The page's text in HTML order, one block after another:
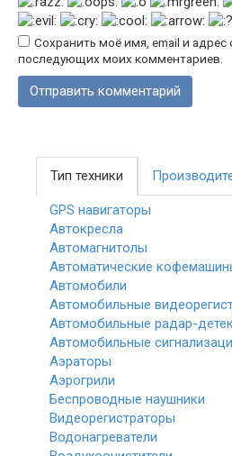
Сохранить моё имя, email и адрес
последующих моих комментариев.
Тип техники
GPS навигаторы
Автокресла
Автомагнитолы
Автоматические
Автомобили
Автомобильные
Автомобильные радар-
Автомобильные
Аэраторы
Аэрогрили
Беспроводные наушники
Видеорегистраторы
Водонагреватели